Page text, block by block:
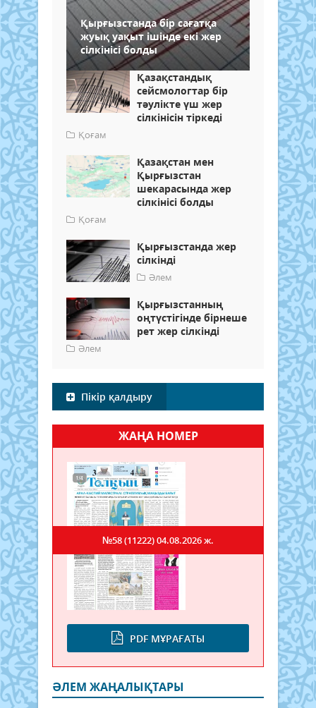
Қырғызстанда бір сағатқа
жуық уақыт ішінде екі жер
сілкінісі болды
Қазақстандық
сейсмологтар бір
тәулікте үш жер
сілкінісін тіркеді
Қоғам
Қазақстан мен
Қырғызстан
шекарасында жер
сілкінісі болды
Қоғам
Қырғызстанда жер
сілкінді
Әлем
Қырғызстанның
оңтүстігінде бірнеше
рет жер сілкінді
Әлем
Пікір қалдыру
ЖАҢА НОМЕР
PDF МҰРАҒАТЫ
№58 (11222)04.08.2026 ж.
ӘЛЕМ ЖАҢАЛЫҚТАРЫ